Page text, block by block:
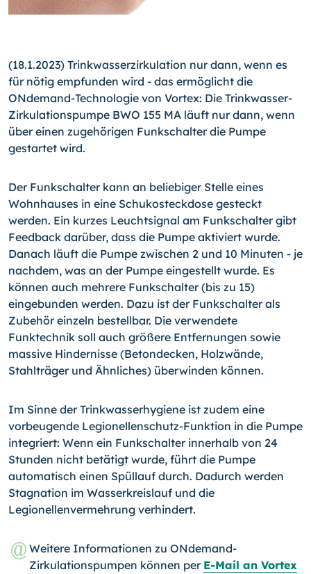
(18.1.2023) Trinkwasserzirkulation nur dann, wenn es
für nötig empfunden wird - das ermöglicht die
ONdemand-Technologie von Vortex: Die Trinkwasser-
Zirkulationspumpe BWO 155 MA läuft nur dann, wenn
über einen zugehörigen Funkschalter die Pumpe
gestartet wird.
Der Funkschalter kann an beliebiger Stelle eines
Wohnhauses in eine Schukosteckdose gesteckt
werden. Ein kurzes Leuchtsignal am Funkschalter gibt
Feedback darüber, dass die Pumpe aktiviert wurde.
Danach läuft die Pumpe zwischen 2 und 10 Minuten - je
nachdem, was an der Pumpe eingestellt wurde. Es
können auch mehrere Funkschalter (bis zu 15)
eingebunden werden. Dazu ist der Funkschalter als
Zubehör einzeln bestellbar. Die verwendete
Funktechnik soll auch größere Entfernungen sowie
massive Hindernisse (Betondecken, Holzwände,
Stahlträger und Ähnliches) überwinden können.
Im Sinne der Trinkwasserhygiene ist zudem eine
vorbeugende Legionellenschutz-Funktion in die Pumpe
integriert: Wenn ein Funkschalter innerhalb von 24
Stunden nicht betätigt wurde, führt die Pumpe
automatisch einen Spüllauf durch. Dadurch werden
Stagnation im Wasserkreislauf und die
Legionellenvermehrung verhindert.
Weitere Informationen zu ONdemand-
Zirkulationspumpen können per E-Mail an Vortex